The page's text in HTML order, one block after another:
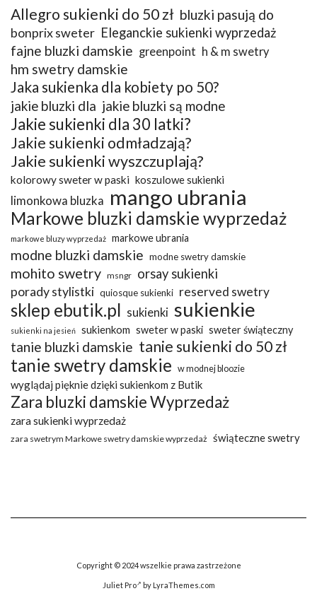
Allegro sukienki do 50 zł bluzki pasują do
bonprix sweter Eleganckie sukienki wyprzedaż
fajne bluzki damskie greenpoint h & m swetry
hm swetry damskie
Jaka sukienka dla kobiety po 50?
jakie bluzki dla jakie bluzki są modne
Jakie sukienki dla 30 latki?
Jakie sukienki odmładzają?
Jakie sukienki wyszczuplają?
kolorowy sweter w paski koszulowe sukienki
limonkowa bluzka mango ubrania
Markowe bluzki damskie wyprzedaż
markowe bluzy wyprzedaż markowe ubrania
modne bluzki damskie modne swetry damskie
mohito swetry msngr orsay sukienki
porady stylistki quiosque sukienki reserved swetry
sklep ebutik.pl sukienki sukienkie
sukienki na jesień sukienkom sweter w paski sweter świąteczny
tanie bluzki damskie tanie sukienki do 50 zł
tanie swetry damskie w modnej bloozie
wyglądaj pięknie dzięki sukienkom z Butik
Zara bluzki damskie Wyprzedaż
zara sukienki wyprzedaż
zara swetrym Markowe swetry damskie wyprzedaż świąteczne swetry
Copyright © 2024 wszelkie prawa zastrzeżone
Juliet Pro by LyraThemes.com